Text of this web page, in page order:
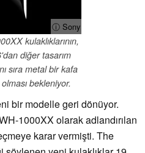
ⓘ Sony
kulaklıklarının,
diğer tasarım
sıra metal bir kafa
bekleniyor.
bir modelle geri dönüyor.
1000XX olarak adlandırılan
karar vermişti. The